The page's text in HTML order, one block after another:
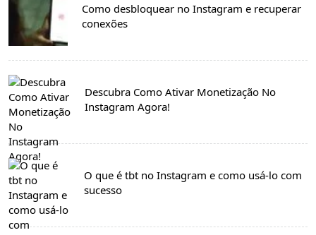
Como desbloquear no Instagram e recuperar
conexões
Descubra Como Ativar Monetização No
Instagram Agora!
O que é tbt no Instagram e como usá-lo com
sucesso